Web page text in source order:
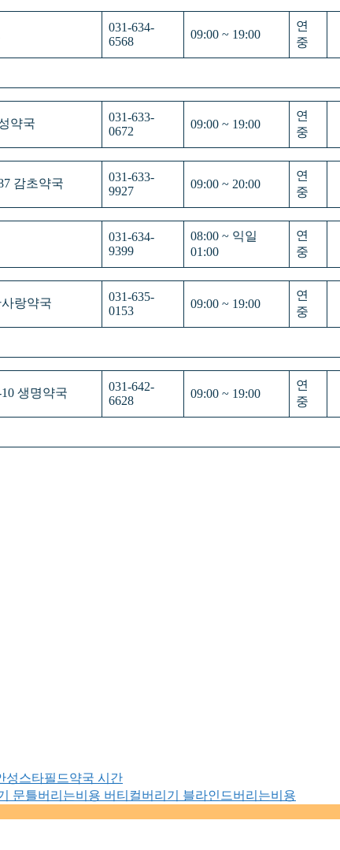
031-634-
6568
09:00 ~ 19:00
연
중
약국
031-633-
0672
09:00 ~ 19:00
연
중
감초약국
031-633-
9927
09:00 ~ 20:00
연
중
031-634-
9399
08:00 ~ 익일
01:00
연
중
랑약국
031-635-
0153
09:00 ~ 19:00
연
중
생명약국
031-642-
6628
09:00 ~ 19:00
연
중
성스타필드약국 시간
문틀버리는비용 버티컬버리기 블라인드버리는비용